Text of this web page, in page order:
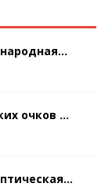
очков ...